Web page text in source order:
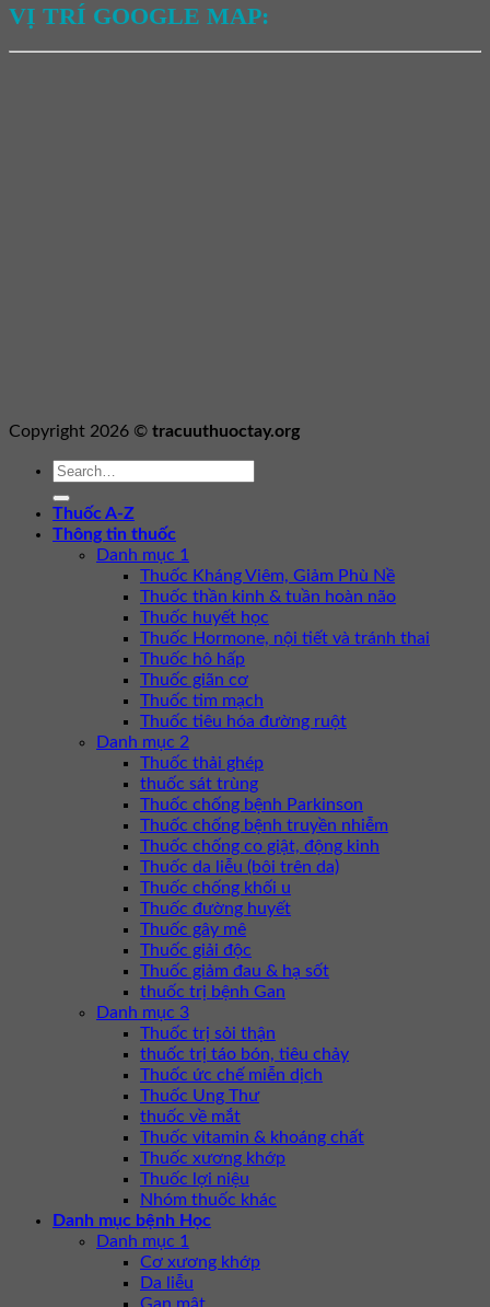
VỊ TRÍ GOOGLE MAP:
Copyright 2026 © tracuuthuoctay.org
Thuốc A-Z
Thông tin thuốc
Danh mục 1
Thuốc Kháng Viêm, Giảm Phù Nề
Thuốc thần kinh & tuần hoàn não
Thuốc huyết học
Thuốc Hormone, nội tiết và tránh thai
Thuốc hô hấp
Thuốc giãn cơ
Thuốc tim mạch
Thuốc tiêu hóa đường ruột
Danh mục 2
Thuốc thải ghép
thuốc sát trùng
Thuốc chống bệnh Parkinson
Thuốc chống bệnh truyền nhiễm
Thuốc chống co giật, động kinh
Thuốc da liễu (bôi trên da)
Thuốc chống khối u
Thuốc đường huyết
Thuốc gây mê
Thuốc giải độc
Thuốc giảm đau & hạ sốt
thuốc trị bệnh Gan
Danh mục 3
Thuốc trị sỏi thận
thuốc trị táo bón, tiêu chảy
Thuốc ức chế miễn dịch
Thuốc Ung Thư
thuốc về mắt
Thuốc vitamin & khoáng chất
Thuốc xương khớp
Thuốc lợi niệu
Nhóm thuốc khác
Danh mục bệnh Học
Danh mục 1
Cơ xương khớp
Da liễu